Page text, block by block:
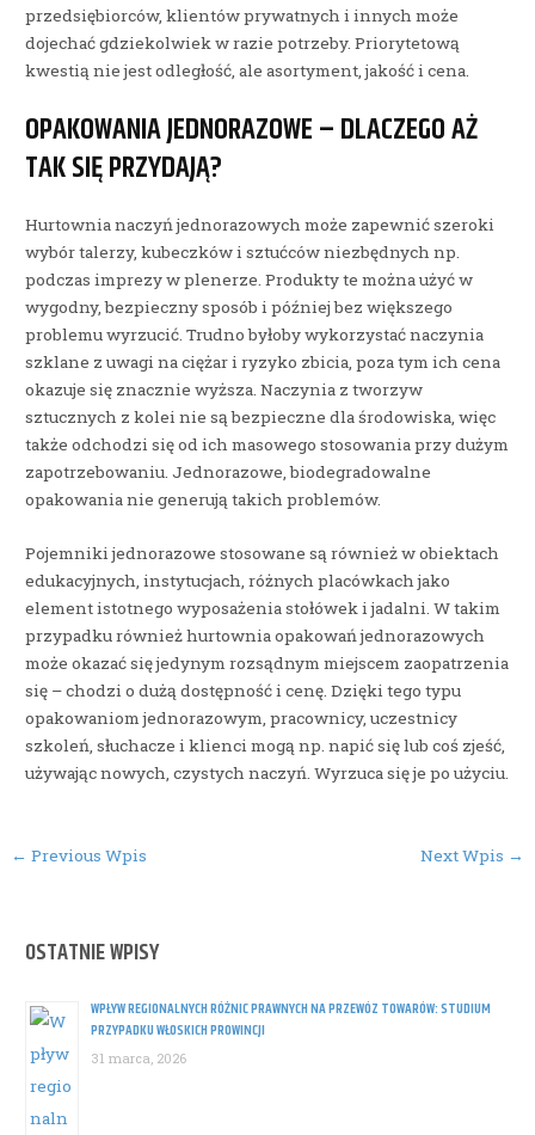
OSTATNIE WPISY
WPŁYW REGIONALNYCH RÓŻNIC PRAWNYCH NA PRZEWÓZ TOWARÓW: STUDIUM
PRZYPADKU WŁOSKICH PROWINCJI
31 marca, 2026
przedsiębiorców, klientów prywatnych i innych może
dojechać gdziekolwiek w razie potrzeby. Priorytetową
kwestią nie jest odległość, ale asortyment, jakość i cena.
OPAKOWANIA JEDNORAZOWE – DLACZEGO AŻ
TAK SIĘ PRZYDAJĄ?
Hurtownia naczyń jednorazowych może zapewnić szeroki
wybór talerzy, kubeczków i sztućców niezbędnych np.
podczas imprezy w plenerze. Produkty te można użyć w
wygodny, bezpieczny sposób i później bez większego
problemu wyrzucić. Trudno byłoby wykorzystać naczynia
szklane z uwagi na ciężar i ryzyko zbicia, poza tym ich cena
okazuje się znacznie wyższa. Naczynia z tworzyw
sztucznych z kolei nie są bezpieczne dla środowiska, więc
także odchodzi się od ich masowego stosowania przy dużym
zapotrzebowaniu. Jednorazowe, biodegradowalne
opakowania nie generują takich problemów.
Pojemniki jednorazowe stosowane są również w obiektach
edukacyjnych, instytucjach, różnych placówkach jako
element istotnego wyposażenia stołówek i jadalni. W takim
przypadku również hurtownia opakowań jednorazowych
może okazać się jedynym rozsądnym miejscem zaopatrzenia
się – chodzi o dużą dostępność i cenę. Dzięki tego typu
opakowaniom jednorazowym, pracownicy, uczestnicy
szkoleń, słuchacze i klienci mogą np. napić się lub coś zjeść,
używając nowych, czystych naczyń. Wyrzuca się je po użyciu.
Post
← Previous Wpis Next Wpis →